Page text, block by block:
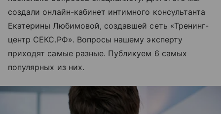
создали онлайн-кабинет интимного консультанта
Екатерины Любимовой, создавшей сеть «Тренинг-
центр СЕКС.РФ». Вопросы нашему эксперту
приходят самые разные. Публикуем 6 самых
популярных из них.